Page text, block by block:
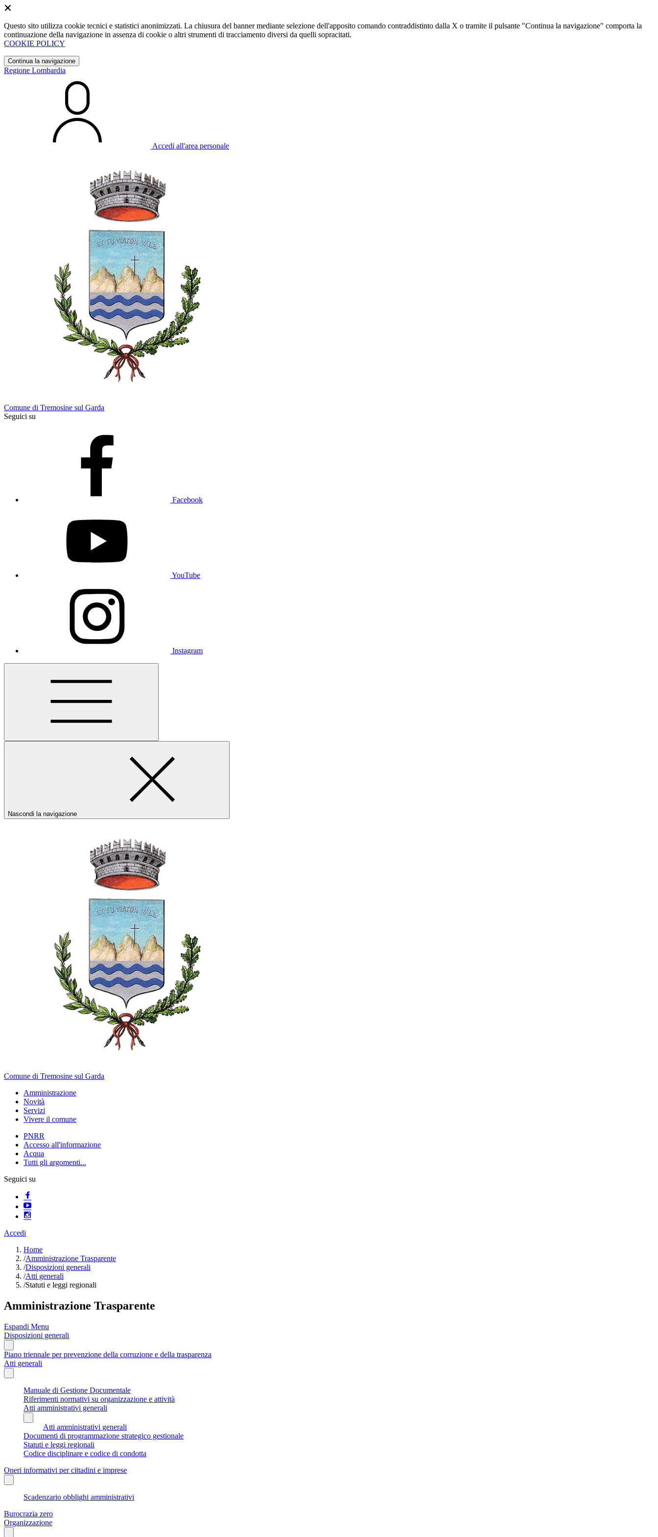
Questo sito utilizza cookie tecnici e statistici anonimizzati. La chiusura del banner mediante selezione dell'apposito comando contraddistinto dalla X o tramite il pulsante "Continua la navigazione" comporta la
continuazione della navigazione in assenza di cookie o altri strumenti di tracciamento diversi da quelli sopracitati.
COOKIE POLICY
Continua la navigazione
Regione Lombardia
Accedi all'area personale
Comune di Tremosine sul Garda
Seguici su
Facebook
YouTube
Instagram
Nascondi la navigazione
Comune di Tremosine sul Garda
Amministrazione
Novità
Servizi
Vivere il comune
PNRR
Accesso all'informazione
Acqua
Tutti gli argomenti...
Seguici su
Accedi
Home
/Amministrazione Trasparente
/Disposizioni generali
/Atti generali
/Statuti e leggi regionali
Amministrazione Trasparente
Espandi Menu
Disposizioni generali
Piano triennale per prevenzione della corruzione e della trasparenza
Atti generali
Manuale di Gestione Documentale
Riferimenti normativi su organizzazione e attività
Atti amministrativi generali
Atti amministrativi generali
Documenti di programmazione strategico gestionale
Statuti e leggi regionali
Codice disciplinare e codice di condotta
Oneri informativi per cittadini e imprese
Scadenzario obblighi amministrativi
Burocrazia zero
Organizzazione